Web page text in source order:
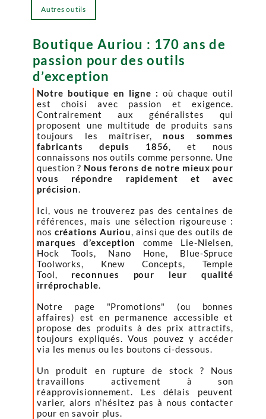
Boutique Auriou : 170 ans de
passion pour des outils
d’exception
Notre boutique en ligne : où chaque outil
est choisi avec passion et exigence.
Contrairement aux généralistes qui
proposent une multitude de produits sans
toujours les maîtriser, nous sommes
fabricants depuis 1856, et nous
connaissons nos outils comme personne. Une
question ? Nous ferons de notre mieux pour
vous répondre rapidement et avec
précision.
Ici, vous ne trouverez pas des centaines de
références, mais une sélection rigoureuse :
nos créations Auriou, ainsi que des outils de
marques d’exception
comme Lie-Nielsen,
Hock Tools, Nano Hone, Blue-Spruce
Toolworks, Knew Concepts, Temple
Tool, reconnues pour leur qualité
irréprochable.
Notre page "Promotions" (ou bonnes
affaires) est en permanence accessible et
propose des produits à des prix attractifs,
toujours expliqués. Vous pouvez y accéder
via les menus ou les boutons ci-dessous.
Un produit en rupture de stock ? Nous
travaillons activement à son
réapprovisionnement. Les délais peuvent
varier, alors n’hésitez pas à nous contacter
pour en savoir plus.
Autres outils